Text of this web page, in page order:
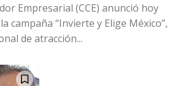
Empresarial (CCE) anunció hoy
campaña “Invierte y Elige México”,
de atracción...